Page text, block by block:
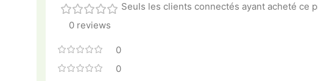
0 reviews
0
0
Seuls les clients connectés ayant acheté ce